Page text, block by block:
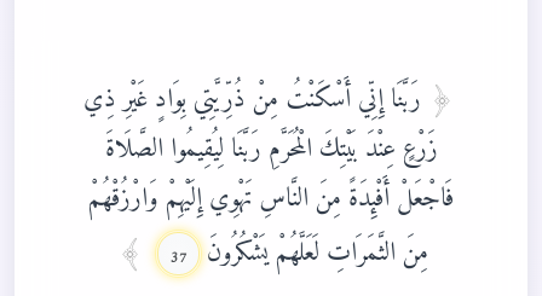
رَبَّنَا إِنِّي أَسْكَنْتُ مِنْ ذُرِّيَّتِي بِوَادٍ غَيْرِ ذِي
زَرْعٍ عِنْدَ بَيْتِكَ الْمُحَرَّمِ رَبَّنَا لِيُقِيمُوا الصَّلَاةَ
فَاجْعَلْ أَفْئِدَةً مِنَ النَّاسِ تَهْوِي إِلَيْهِمْ وَارْزُقْهُمْ
مِنَ الثَّمَرَاتِ لَعَلَّهُمْ يَشْكُرُونَ 37